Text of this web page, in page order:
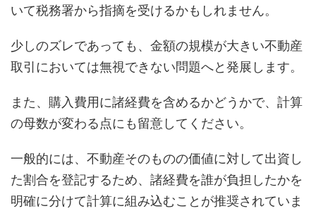
いて税務署から指摘を受けるかもしれません。
少しのズレであっても、金額の規模が大きい不動産
取引においては無視できない問題へと発展します。
また、購入費用に諸経費を含めるかどうかで、計算
の母数が変わる点にも留意してください。
一般的には、不動産そのものの価値に対して出資し
た割合を登記するため、諸経費を誰が負担したかを
明確に分けて計算に組み込むことが推奨されていま